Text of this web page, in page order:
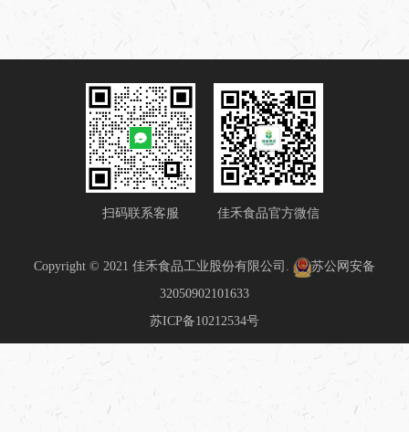
扫码联系客服 佳禾食品官方微信
Copyright © 2021 佳禾食品工业股份有限公司.
苏公网安备
32050902101633
苏ICP备10212534号